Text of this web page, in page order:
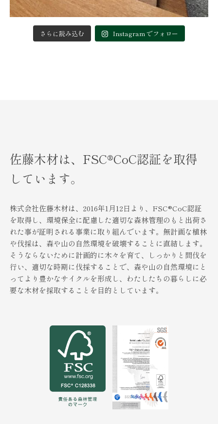
さらに読み込む Instagram でフォロー
佐藤木材は、FSC®︎CoC認証を取得
しています。
株式会社佐藤木材は、2016年1月12日より、FSC®︎CoC認証
を取得し、環境保全に配慮した適切な森林管理のもと出荷さ
れた事が証明される事業に取り組んでいます。無計画な植林
や伐採は、森や山の自然環境を破壊することに直結します。
そうならないために計画的に木々を育て、しっかりと間伐を
行い、適切な時期に伐採することで、森や山の自然環境にと
ってより豊かなサイクルを形成し、わたしたちの暮らしに必
要な木材を採取することを目的としています。